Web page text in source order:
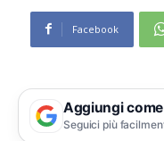
Facebook
Aggiungi
Seguici più